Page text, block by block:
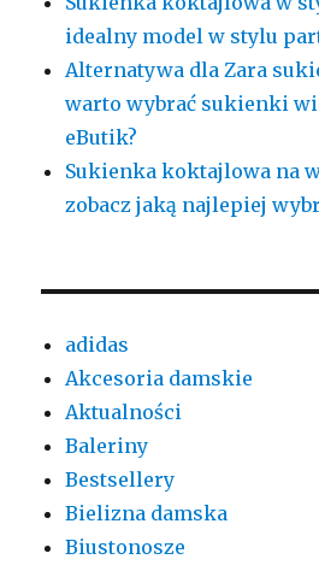
idealny model w stylu
Alternatywa dla Zara
warto wybrać sukienki
eButik?
Sukienka koktajlowa na
zobacz jaką najlepiej
adidas
Akcesoria damskie
Aktualności
Baleriny
Bestsellery
Bielizna damska
Biustonosze